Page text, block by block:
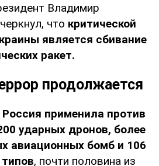
Владимир
что критической
является сбивание
ракет.
продолжается
Россия применила против
ударных дронов, более
авиационных бомб и 106
, почти половина из